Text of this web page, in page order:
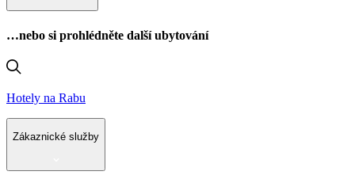
…nebo si prohlédněte další ubytování
Hotely na Rabu
Zákaznické služby